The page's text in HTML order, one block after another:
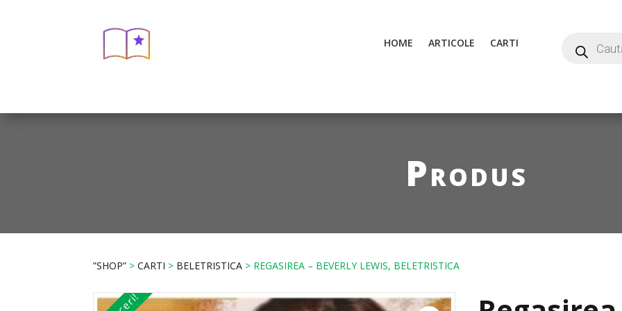
HOME ARTICOLE CARTI
Produs
”SHOP” >CARTI > BELETRISTICA > REGASIREA – BEVERLY LEWIS, BELETRISTICA